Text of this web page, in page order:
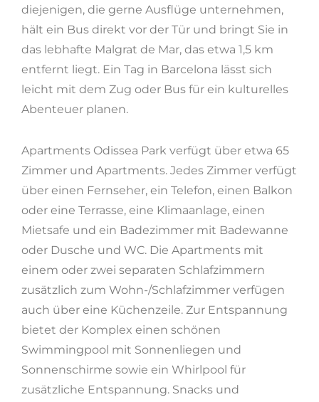
diejenigen, die gerne Ausflüge unternehmen,
hält ein Bus direkt vor der Tür und bringt Sie in
das lebhafte Malgrat de Mar, das etwa 1,5 km
entfernt liegt. Ein Tag in Barcelona lässt sich
leicht mit dem Zug oder Bus für ein kulturelles
Abenteuer planen.
Apartments Odissea Park verfügt über etwa 65
Zimmer und Apartments. Jedes Zimmer verfügt
über einen Fernseher, ein Telefon, einen Balkon
oder eine Terrasse, eine Klimaanlage, einen
Mietsafe und ein Badezimmer mit Badewanne
oder Dusche und WC. Die Apartments mit
einem oder zwei separaten Schlafzimmern
zusätzlich zum Wohn-/Schlafzimmer verfügen
auch über eine Küchenzeile. Zur Entspannung
bietet der Komplex einen schönen
Swimmingpool mit Sonnenliegen und
Sonnenschirme sowie ein Whirlpool für
zusätzliche Entspannung. Snacks und